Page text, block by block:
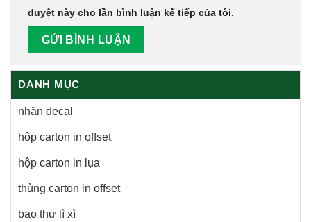
duyệt này cho lần bình luận kế tiếp của tôi.
DANH MỤC
nhãn decal
hộp carton in offset
hộp carton in lụa
thùng carton in offset
bao thư lì xì